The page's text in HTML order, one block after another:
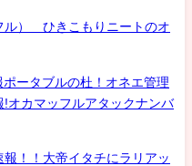
ル） ひきこもりニートのオ
ータブルの杜！オネエ管理
!オカマッフルアタックナンバ
！！大帝イタチにラリアッ